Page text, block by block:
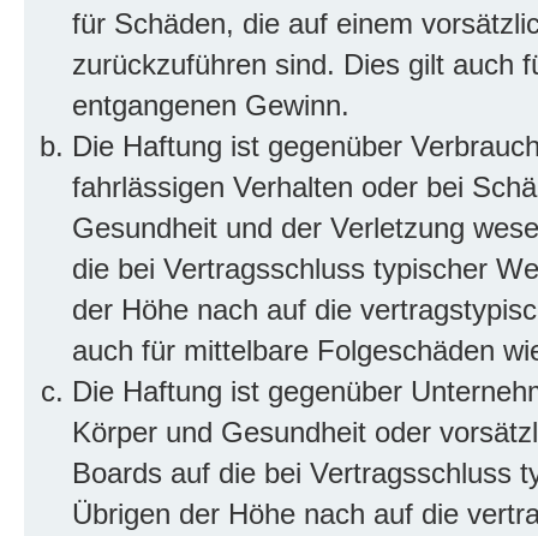
für Schäden, die auf einem
zurückzuführen sind. Dies gilt auch
entgangenen Gewinn.
Die Haftung ist gegenüber
fahrlässigen Verhalten oder bei
Gesundheit und der Verletzung
die bei Vertragsschluss typischer
der Höhe nach auf die
auch für mittelbare Folgeschäden
Die Haftung ist gegenüber
Körper und Gesundheit oder
Boards auf die bei Vertragsschluss
Übrigen der Höhe nach auf die